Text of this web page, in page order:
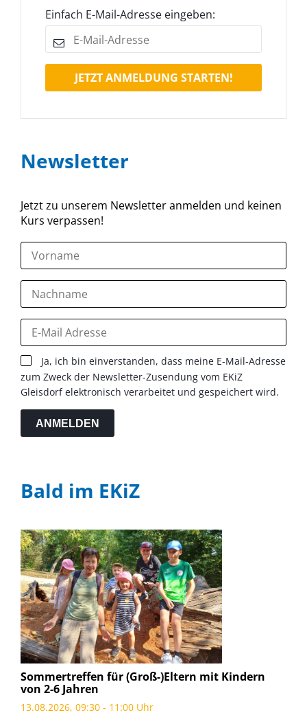
Newsletter
Jetzt zu unserem Newsletter anmelden und keinen
Kurs verpassen!
Ja, ich bin einverstanden, dass meine E-Mail-Adresse
zum Zweck der Newsletter-Zusendung vom EKiZ
Gleisdorf elektronisch verarbeitet und gespeichert wird.
ANMELDEN
Bald im EKiZ
Sommertreffen für (Groß-)Eltern mit Kindern
von 2-6 Jahren
13.08.2026, 09:30 - 11:00 Uhr
Einfach E-Mail-Adresse eingeben:
JETZT ANMELDUNG STARTEN!